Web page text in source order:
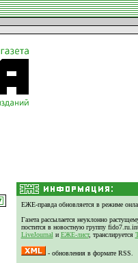
ЕЖЕ-правда обновляется в режиме
Газета рассылается неуклонно
постится в новостную группу
LiveJournal и ЕЖЕ-лист, транслируется
- обновления в формате RSS.